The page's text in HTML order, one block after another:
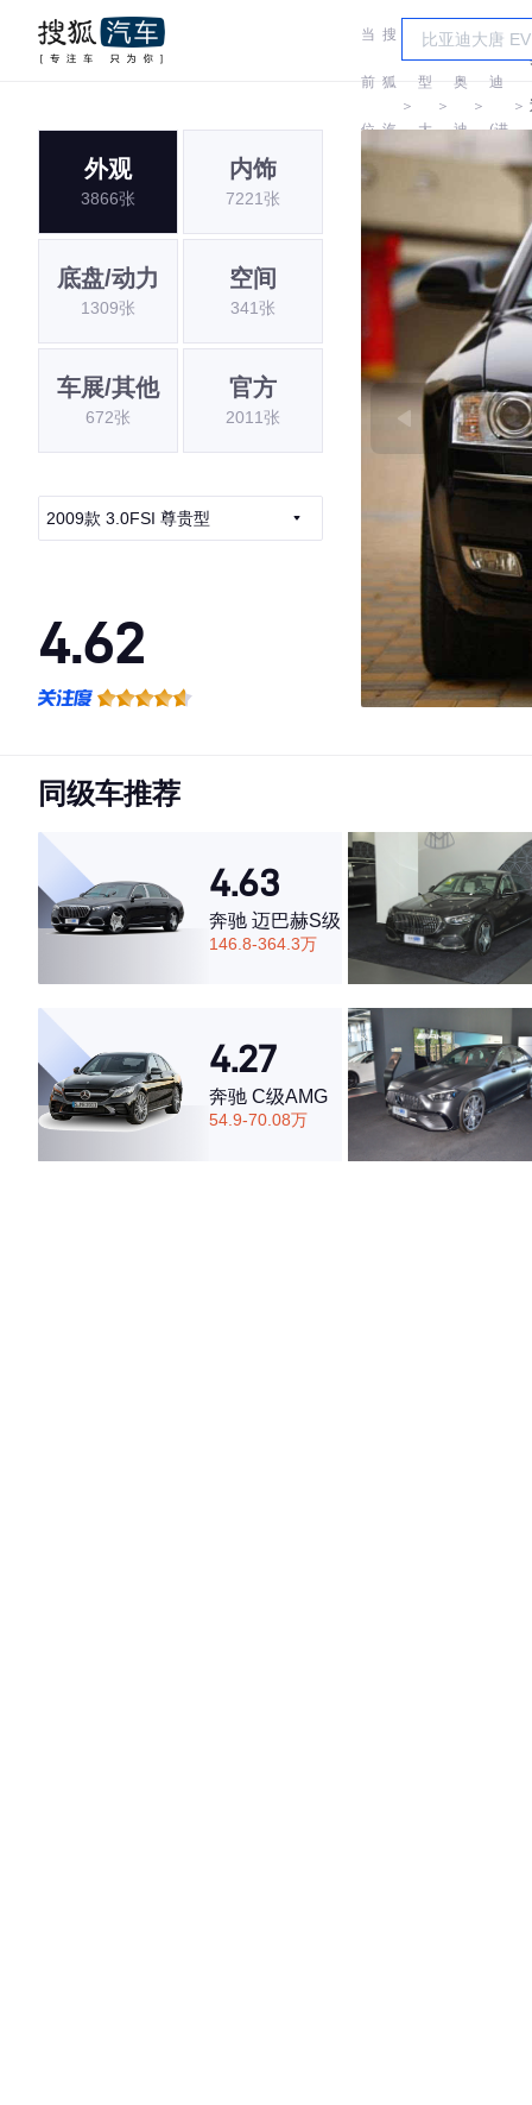
当
前
位
置:
搜
狐
汽
＞
车
型
大
＞
奥
迪
＞
奥
迪
(进
口)
＞
外观
3866张
内饰
7221张
底盘/动力
1309张
空间
341张
车展/其他
672张
官方
2011张
2009款 3.0FSI 尊贵型
4.62
·空间表现一般，低于55%同级车
同级车推荐
4.63
奔驰 迈巴赫S级
146.8-364.3万
4.27
奔驰 C级AMG
54.9-70.08万